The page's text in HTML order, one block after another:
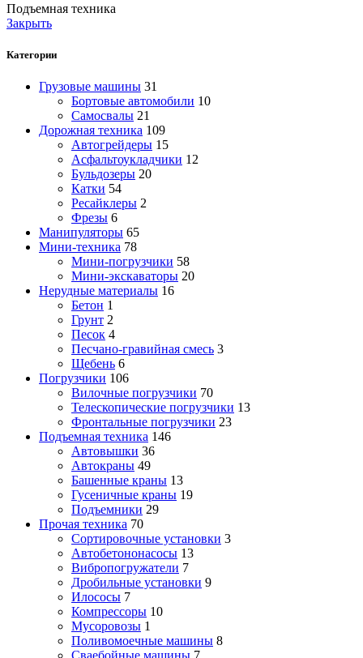
Подъемная техника
Закрыть
Категории
Грузовые машины 31
Бортовые автомобили 10
Самосвалы 21
Дорожная техника 109
Автогрейдеры 15
Асфальтоукладчики 12
Бульдозеры 20
Катки 54
Ресайклеры 2
Фрезы 6
Манипуляторы 65
Мини-техника 78
Мини-погрузчики 58
Мини-экскаваторы 20
Нерудные материалы 16
Бетон 1
Грунт 2
Песок 4
Песчано-гравийная смесь 3
Щебень 6
Погрузчики 106
Вилочные погрузчики 70
Телескопические погрузчики 13
Фронтальные погрузчики 23
Подъемная техника 146
Автовышки 36
Автокраны 49
Башенные краны 13
Гусеничные краны 19
Подъемники 29
Прочая техника 70
Cортировочные установки 3
Автобетононасосы 13
Вибропогружатели 7
Дробильные установки 9
Илососы 7
Компрессоры 10
Мусоровозы 1
Поливомоечные машины 8
Сваебойные машины 7